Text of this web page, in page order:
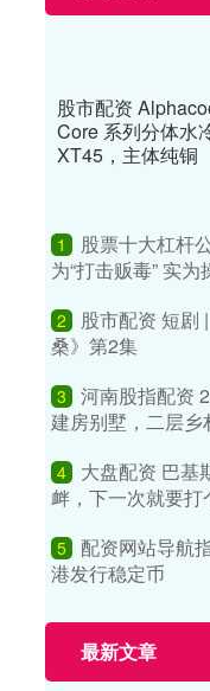
股市配资
Core 系列分体水
XT45，主体纯铜
1
股票十大杠杆
为“打击贩毒” 实
2
股市配资 短剧
桑》第2集
3
河南股指配资
建房别墅，二层
4
大盘配资 巴基
衅，下一次就要打
5
配资网站导航
港发行稳定币
最新文章